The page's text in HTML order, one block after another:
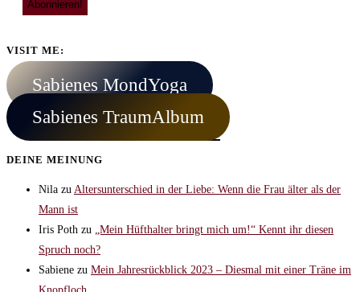
VISIT ME:
Sabienes MondYoga
Sabienes TraumAlbum
DEINE MEINUNG
Nila zu Altersunterschied in der Liebe: Wenn die Frau älter als der
Mann ist
Iris Poth zu
„Mein Hüfthalter bringt mich um!“ Kennt ihr diesen
Spruch noch?
Sabiene zu Mein Jahresrückblick 2023 – Diesmal mit einer Träne im